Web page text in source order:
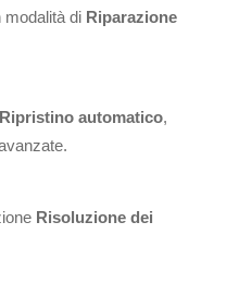
modalità di Riparazione
Ripristino automatico,
Risoluzione dei